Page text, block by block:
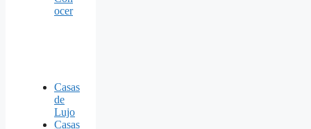
ocer
Casas
de
Lujo
Casas